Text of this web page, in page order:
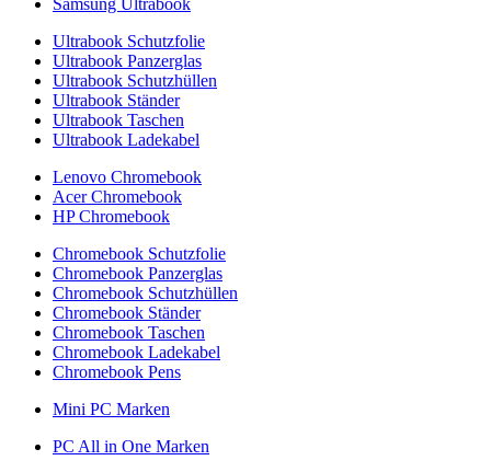
Samsung Ultrabook
Ultrabook Schutzfolie
Ultrabook Panzerglas
Ultrabook Schutzhüllen
Ultrabook Ständer
Ultrabook Taschen
Ultrabook Ladekabel
Lenovo Chromebook
Acer Chromebook
HP Chromebook
Chromebook Schutzfolie
Chromebook Panzerglas
Chromebook Schutzhüllen
Chromebook Ständer
Chromebook Taschen
Chromebook Ladekabel
Chromebook Pens
Mini PC Marken
PC All in One Marken